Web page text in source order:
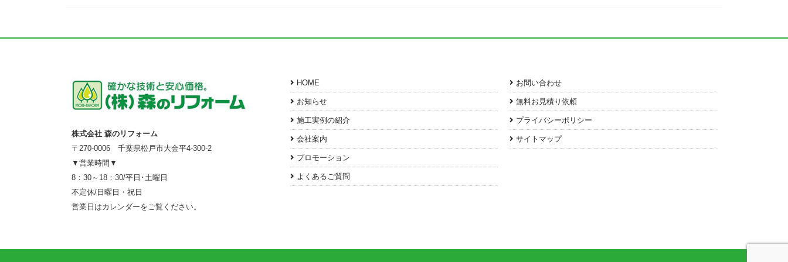
株式会社 森のリフォーム
〒270-0006 千葉県松戸市大金平4-300-2
▼営業時間▼
8：30～18：30/平日･土曜日
不定休/日曜日・祝日
営業日はカレンダーをご覧ください。
HOME
お知らせ
施工実例の紹介
会社案内
プロモーション
よくあるご質問
お問い合わせ
無料お見積り依頼
プライバシーポリシー
サイトマップ